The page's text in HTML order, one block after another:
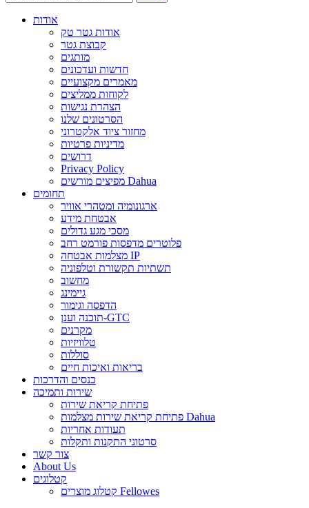
אודות
אודות גטר טק
קבוצת גטר
מותגים
חדשות ועדכונים
מאמרים מקצועיים
לקוחות ממליצים
הצהרת נגישות
הסרטונים שלנו
מחזור ציוד אלקטרוני
מדיניות פרטיות
דרושים
Privacy Policy
מפיצים מורשים Dahua
תחומים
ארגונומיה ומטהרי אוויר
אבטחת מידע
מסכי מגע גדולים
פלוטרים מדפסות פורמט רחב
מצלמות אבטחה IP
תשתיות תקשורת וטלפוניה
מחשוב
גיימינג
הדפסה וגימור
תוכנה וענן-GTC
מקרנים
טלוויזיות
סוללות
בריאות ואיכות חיים
כנסים והדרכות
שירות ותמיכה
פתיחת קריאת שירות
פתיחת קריאת שירות מצלמות Dahua
תעודות אחריות
סרטוני התקנות ותקלות
צור קשר
About Us
קטלוגים
קטלוג מוצרים Fellowes